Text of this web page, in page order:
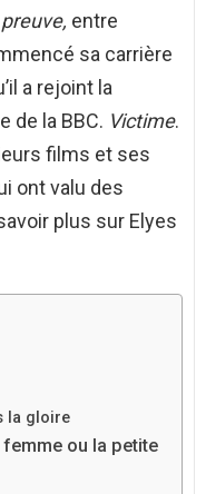
entre
sa carrière
a rejoint la
de la BBC. Victime.
films et ses
ont valu des
plus sur Elyes
la gloire
femme ou la petite